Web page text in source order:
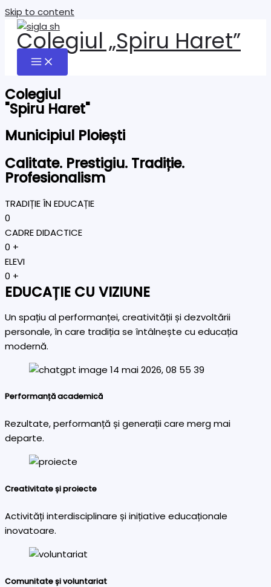
Skip to content
Colegiul „Spiru Haret”
Colegiul
"Spiru Haret"
Municipiul Ploiești
Calitate. Prestigiu. Tradiție.
Profesionalism
TRADIȚIE ÎN EDUCAȚIE
0
CADRE DIDACTICE
0 +
ELEVI
0 +
EDUCAȚIE CU VIZIUNE
Un spațiu al performanței, creativității și dezvoltării
personale, în care tradiția se întâlnește cu educația
modernă.
Performanță academică
Rezultate, performanță și generații care merg mai
departe.
Creativitate și proiecte
Activități interdisciplinare și inițiative educaționale
inovatoare.
Comunitate și voluntariat